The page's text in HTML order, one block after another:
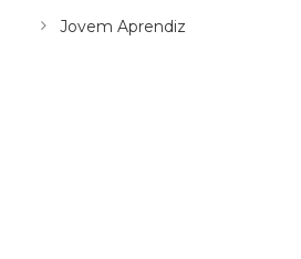
Jovem Aprendiz